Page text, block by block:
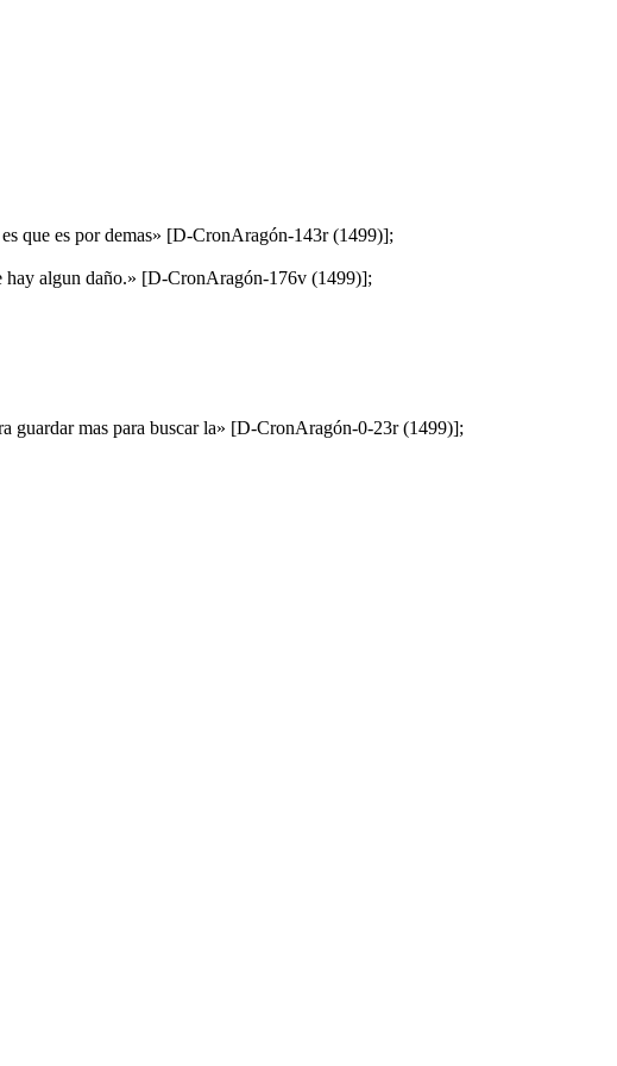
es que es por demas» [D-CronAragón-143r (1499)];
hay algun daño.» [D-CronAragón-176v (1499)];
guardar mas para buscar la» [D-CronAragón-0-23r (1499)];